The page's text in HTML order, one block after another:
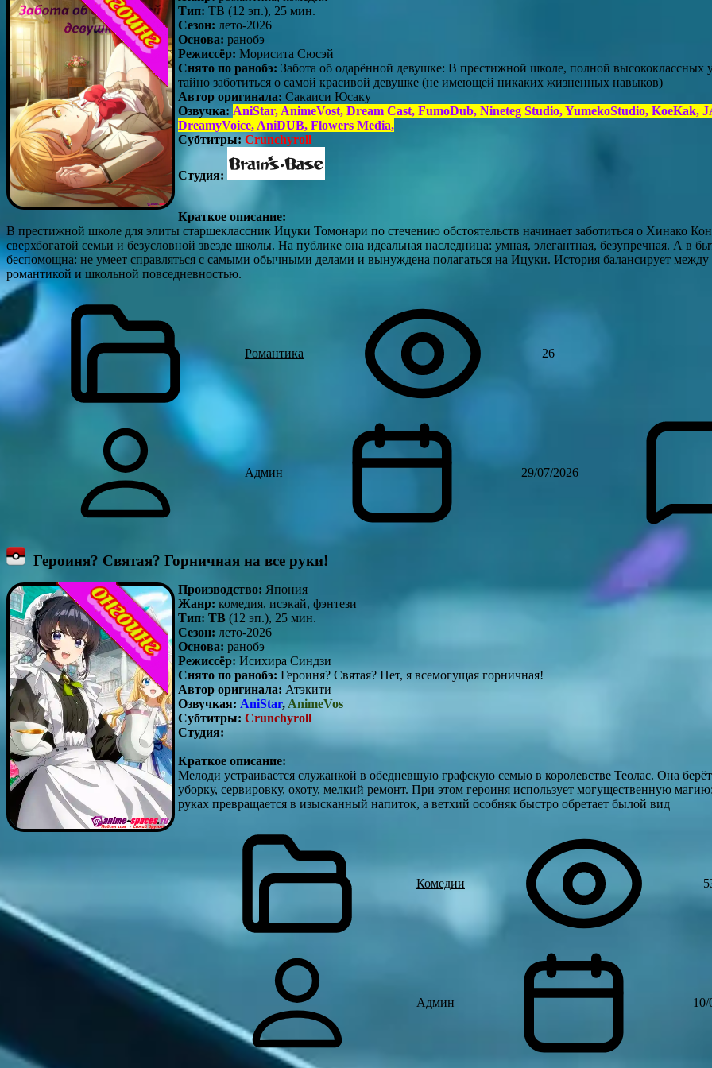
Тип: ТВ (12 эп.), 25 мин.
Сезон: лето-2026
Основа: ранобэ
Режиссёр: Морисита Сюсэй
Снято по ранобэ: Забота об одарённой девушке: В престижной школе, полной высококлассных
тайно заботиться о самой красивой девушке (не имеющей никаких жизненных навыков)
Автор оригинала: Сакаиси Юсаку
Озвучка: AniStar, AnimeVost, Dream Cast, FumoDub, Nineteg Studio, YumekoStudio, KoeKak,
DreamyVoice, AniDUB, Flowers Media,
Субтитры: Crunchyroll
Студия:
Краткое описание:
В престижной школе для элиты старшеклассник Ицуки Томонари по стечению обстоятельств начинает заботиться о Хинако
сверхбогатой семьи и безусловной звезде школы. На публике она идеальная наследница: умная, элегантная, безупречная. А в
беспомощна: не умеет справляться с самыми обычными делами и вынуждена полагаться на Ицуки. История балансирует между
романтикой и школьной повседневностью.
Романтика 26
Админ 29/07/2026
Героиня? Святая? Горничная на все руки!
Производство: Япония
Жанр: комедия, исэкай, фэнтези
Тип: ТВ (12 эп.), 25 мин.
Сезон: лето-2026
Основа: ранобэ
Режиссёр: Исихира Синдзи
Снято по ранобэ: Героиня? Святая? Нет, я всемогущая горничная!
Автор оригинала: Атэкити
Озвучкая: AniStar, AnimeVos
Субтитры: Crunchyroll
Студия:
Краткое описание:
Мелоди устраивается служанкой в обедневшую графскую семью в королевстве Теолас. Она
уборку, сервировку, охоту, мелкий ремонт. При этом героиня использует могущественную
руках превращается в изысканный напиток, а ветхий особняк быстро обретает былой вид
Комедии
Админ 10/